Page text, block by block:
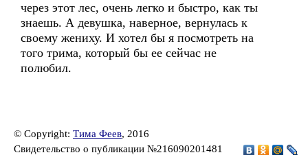
через этот лес, очень легко и быстро, как ты
знаешь. А девушка, наверное, вернулась к
своему жениху. И хотел бы я посмотреть на
того трима, который бы ее сейчас не
полюбил.
© Copyright: Тима Феев, 2016
Свидетельство о публикации №216090201481